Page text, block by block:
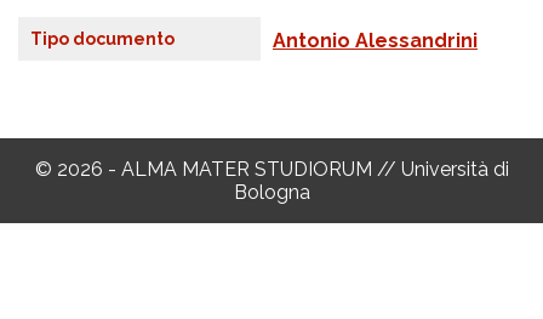
Tipo documento Antonio Alessandrini
© 2026 - ALMA MATER STUDIORUM // Università di
Bologna